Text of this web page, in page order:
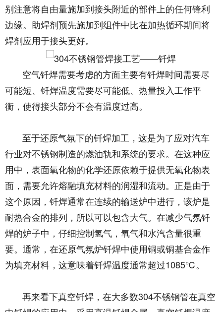
别注意将自由量施加到接头附近的部件上的任何锋利
边缘。助焊剂预先施加到组件中比在加热循环期间将
焊剂应用于接头更好。
空气钎焊需要考虑的方面主要有钎焊时间需要尽
可能短、钎焊温度需要尽可能低、热量投入工作平
衡，使得接头部分不会有温度过高。
至于还原气氛下的钎焊加工，这是为了应对汽车
行业对不锈钢制造的燃油轨和系统的要求。在这种应
用中，表面氧化物的化学还原依赖于提供无氧化物表
面，需要允许熔融填充材料的润湿和流动。正是由于
这个原因，钎焊通常在连续的输送炉中进行，该炉是
耐热合金的排列，所以可以包含大气。在减少气氛钎
焊的炉子中，仔细控制氢气，氧气和水汽含量很重
要。通常，在还原气氛炉钎焊中使用铜或铜基合金作
为填充材料，这意味着钎焊温度通常超过1085℃。
再来看下真空钎焊，在大多数304不锈钢管在真空